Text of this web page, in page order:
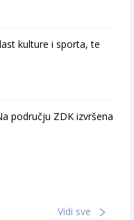
kulture i sporta, te
području ZDK izvršena
Vidi sve